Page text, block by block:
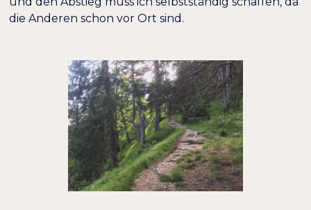
die Anderen schon vor Ort sind.